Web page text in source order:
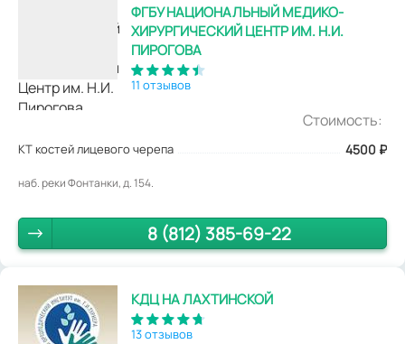
ФГБУ НАЦИОНАЛЬНЫЙ МЕДИКО-
ХИРУРГИЧЕСКИЙ ЦЕНТР ИМ. Н.И.
ПИРОГОВА
11 отзывов
Стоимость:
КТ костей лицевого черепа 4500 ₽
наб. реки Фонтанки, д. 154.
8 (812) 385-69-22
КДЦ НА ЛАХТИНСКОЙ
13 отзывов